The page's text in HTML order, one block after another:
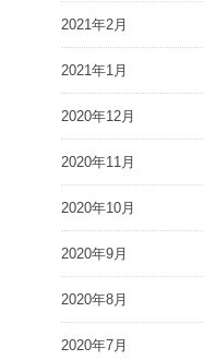
2021年2月
2021年1月
2020年12月
2020年11月
2020年10月
2020年9月
2020年8月
2020年7月